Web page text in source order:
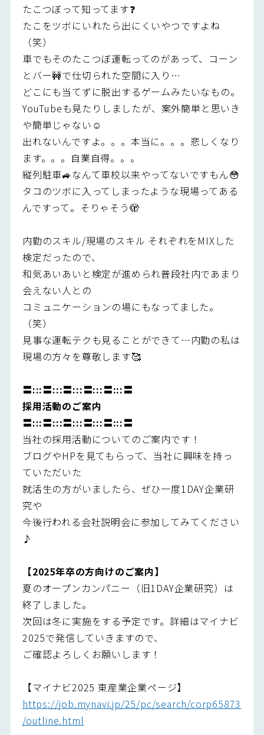
たこつぼって知ってます❓
たこをツボにいれたら出にくいやつですよね
（笑）
車でもそのたこつぼ運転ってのがあって、コーン
とバー🚧で仕切られた空間に入り…
どこにも当てずに脱出するゲームみたいなもの。
YouTubeも見たりしましたが、案外簡単と思いき
や簡単じゃない☺️
出れないんですよ。。。本当に。。。悲しくなり
ます。。。自業自得。。。
縦列駐車🚙なんて車校以来やってないですもん😳
タコのツボに入ってしまったような現場ってある
んですって。そりゃそう🫣
内勤のスキル/現場のスキル それぞれをMIXした
検定だったので、
和気あいあいと検定が進められ普段社内であまり
会えない人との
コミュニケーションの場にもなってました。
（笑）
見事な運転テクも見ることができて…内勤の私は
現場の方々を尊敬します🥰
〓:::〓:::〓:::〓:::〓:::〓
採用活動のご案内
〓:::〓:::〓:::〓:::〓:::〓
当社の採用活動についてのご案内です！
ブログやHPを見てもらって、当社に興味を持っ
ていただいた
就活生の方がいましたら、ぜひ一度1DAY企業研
究や
今後行われる会社説明会に参加してみてください
♪
【2025年卒の方向けのご案内】
夏のオープンカンパニー（旧1DAY企業研究）は
終了しました。
次回は冬に実施をする予定です。詳細はマイナビ
2025で発信していきますので、
ご確認よろしくお願いします！
【マイナビ2025 東産業企業ページ】
https://job.mynavi.jp/25/pc/search/corp65873
/outline.html